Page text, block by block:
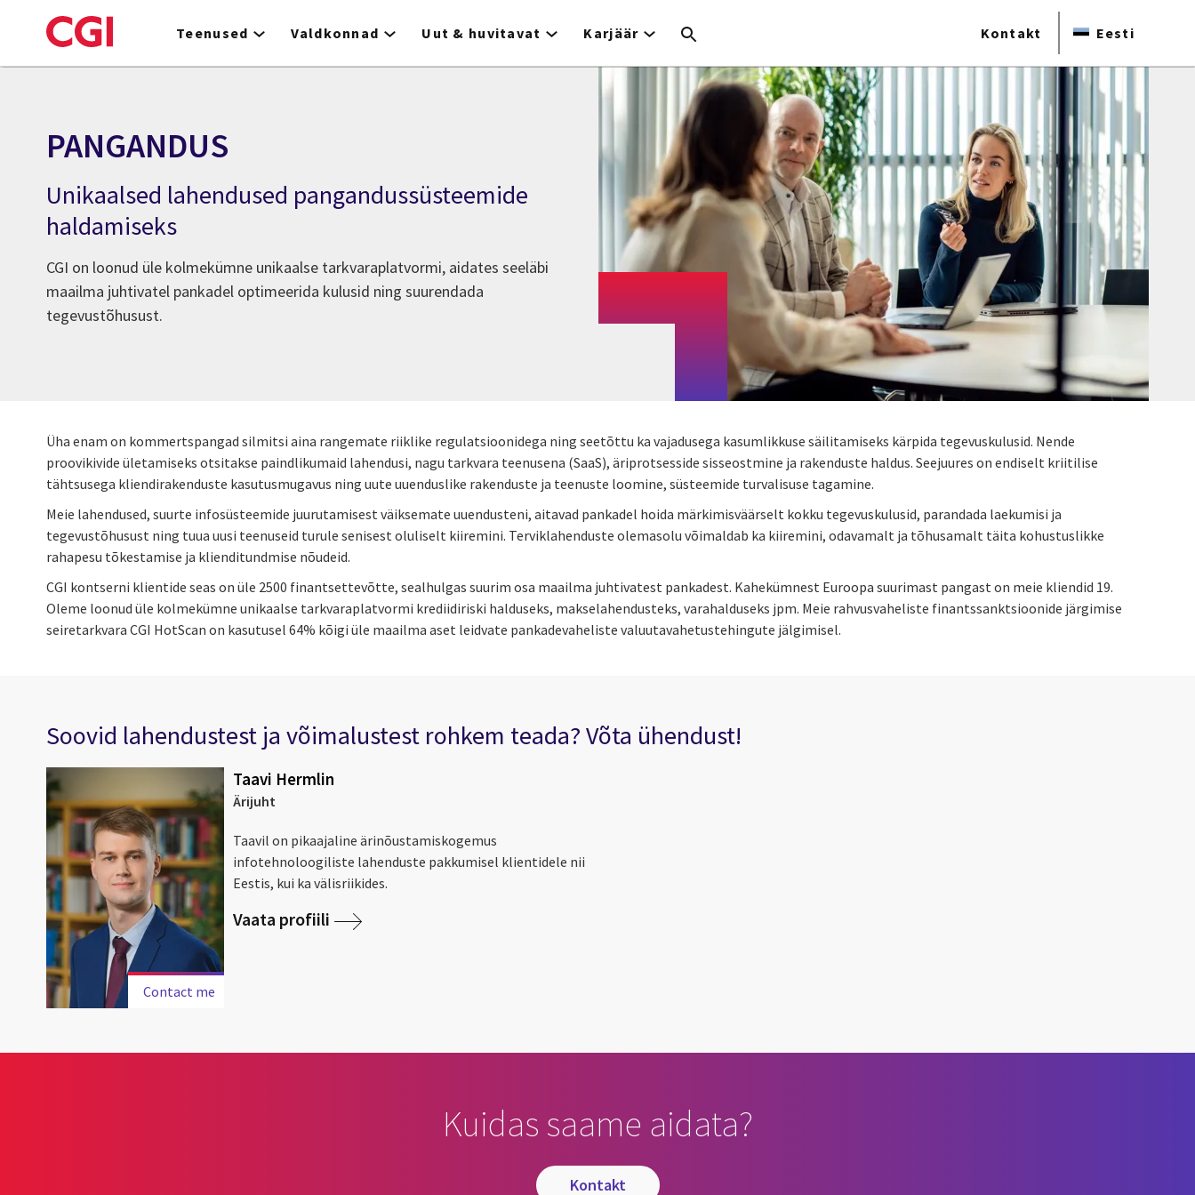
to
Teenused Valdkonnad Uut & huvitavat Karjäär Kontakt Eesti
PANGANDUS
Unikaalsed lahendused pangandussüsteemide
haldamiseks
CGI on loonud üle kolmekümne unikaalse tarkvaraplatvormi, aidates seeläbi
maailma juhtivatel pankadel optimeerida kulusid ning suurendada
tegevustõhusust.
Üha enam on kommertspangad silmitsi aina rangemate riiklike regulatsioonidega ning seetõttu ka vajadusega kasumlikkuse säilitamiseks kärpida tegevuskulusid. Nende
proovikivide ületamiseks otsitakse paindlikumaid lahendusi, nagu tarkvara teenusena (SaaS), äriprotsesside sisseostmine ja rakenduste haldus. Seejuures on endiselt kriitilise
tähtsusega kliendirakenduste kasutusmugavus ning uute uuenduslike rakenduste ja teenuste loomine, süsteemide turvalisuse tagamine.
Meie lahendused, suurte infosüsteemide juurutamisest väiksemate uuendusteni, aitavad pankadel hoida märkimisväärselt kokku tegevuskulusid, parandada laekumisi ja
tegevustõhusust ning tuua uusi teenuseid turule senisest oluliselt kiiremini. Terviklahenduste olemasolu võimaldab ka kiiremini, odavamalt ja tõhusamalt täita kohustuslikke
rahapesu tõkestamise ja klienditundmise nõudeid.
CGI kontserni klientide seas on üle 2500 finantsettevõtte, sealhulgas suurim osa maailma juhtivatest pankadest. Kahekümnest Euroopa suurimast pangast on meie kliendid 19.
Oleme loonud üle kolmekümne unikaalse tarkvaraplatvormi krediidiriski halduseks, makselahendusteks, varahalduseks jpm. Meie rahvusvaheliste finantssanktsioonide järgimise
seiretarkvara CGI HotScan on kasutusel 64% kõigi üle maailma aset leidvate pankadevaheliste valuutavahetustehingute jälgimisel.
Soovid lahendustest ja võimalustest rohkem teada? Võta ühendust!
Contact me
Taavi Hermlin
Ärijuht
Taavil on pikaajaline ärinõustamiskogemus
infotehnoloogiliste lahenduste pakkumisel klientidele nii
Eestis, kui ka välisriikides.
Vaata profiili
Kuidas saame aidata?
kontakt